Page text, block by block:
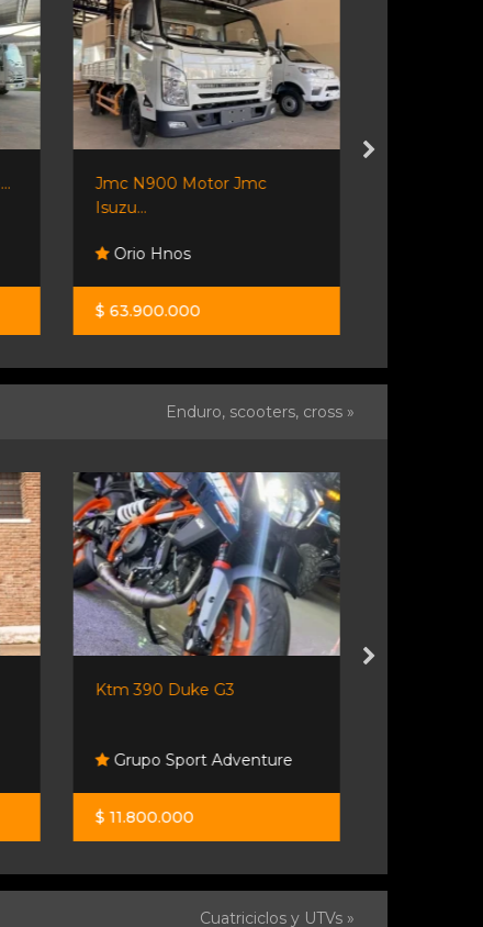
Jmc N900 Motor Jmc
Isuzu...
Orio Hnos
$ 63.900.000
Enduro, scooters, cross »
Ktm 390 Duke G3
Grupo Sport Adventure
$ 11.800.000
Cuatriciclos y UTVs »